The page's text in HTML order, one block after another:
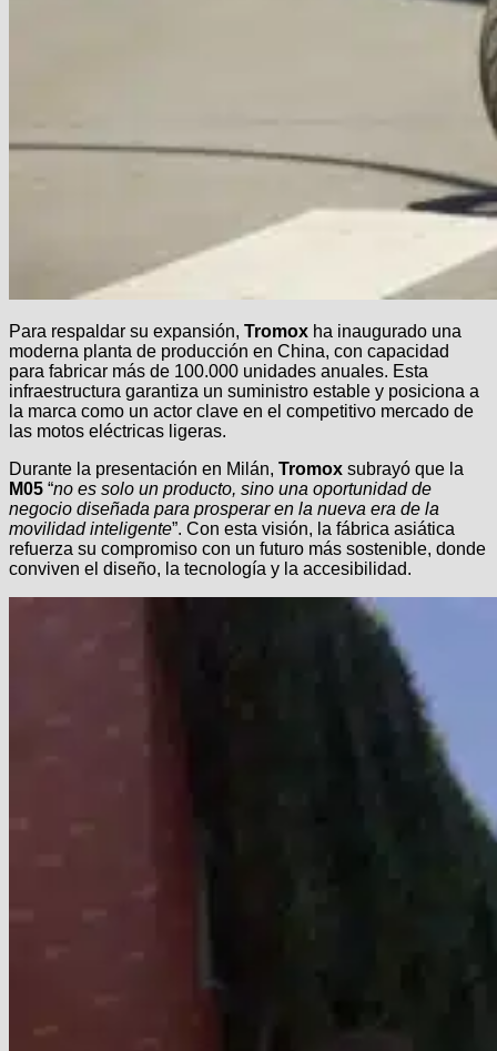
Para respaldar su expansión, Tromox ha inaugurado una
moderna planta de producción en China, con capacidad
para fabricar más de 100.000 unidades anuales. Esta
infraestructura garantiza un suministro estable y posiciona a
la marca como un actor clave en el competitivo mercado de
las motos eléctricas ligeras.
Durante la presentación en Milán, Tromox subrayó que la
M05 “no es solo un producto, sino una oportunidad de
negocio diseñada para prosperar en la nueva era de la
movilidad inteligente”. Con esta visión, la fábrica asiática
refuerza su compromiso con un futuro más sostenible, donde
conviven el diseño, la tecnología y la accesibilidad.